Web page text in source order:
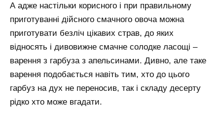
А адже настільки корисного і при правильному
приготуванні дійсного смачного овоча можна
приготувати безліч цікавих страв, до яких
відносять і дивовижне смачне солодке ласощі –
варення з гарбуза з апельсинами. Дивно, але таке
варення подобається навіть тим, хто до цього
гарбуз на дух не переносив, так і складу десерту
рідко хто може вгадати.